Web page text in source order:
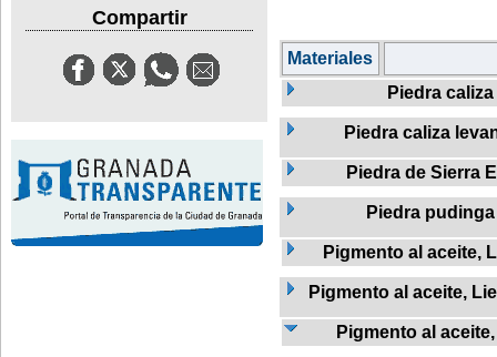
Compartir
Materiales
Piedra caliza
Piedra caliza
Piedra de Sierra
Piedra pudinga
Pigmento al aceite,
Pigmento al aceite,
Pigmento al